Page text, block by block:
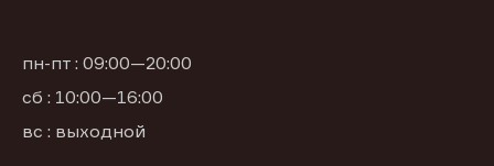
пн-пт : 09:00—20:00
сб : 10:00—16:00
вс : выходной